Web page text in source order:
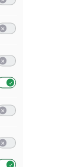
von Profilen
der Werbeleistung
der Performance
von Zielgruppen